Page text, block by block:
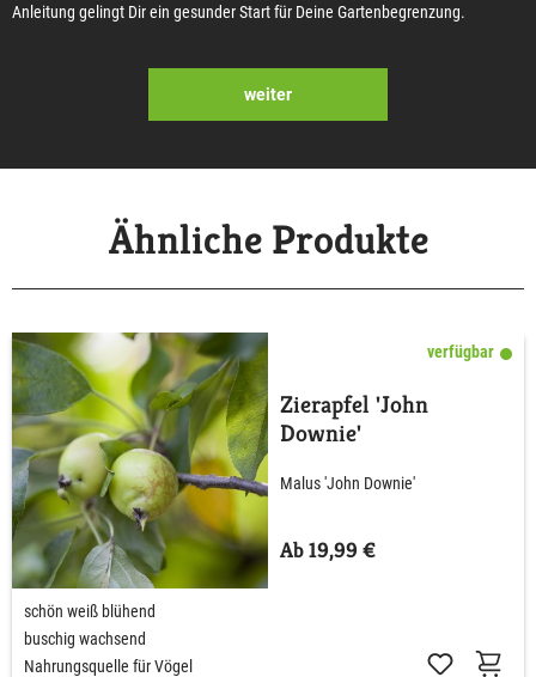
Anleitung gelingt Dir ein gesunder Start für Deine Gartenbegrenzung.
weiter
Ähnliche Produkte
verfügbar
Zierapfel 'John
Downie'
Malus 'John Downie'
Ab 19,99 €
schön weiß blühend
buschig wachsend
Nahrungsquelle für Vögel